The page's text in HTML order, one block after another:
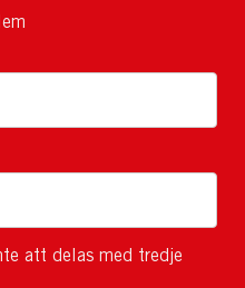
att delas med tredje